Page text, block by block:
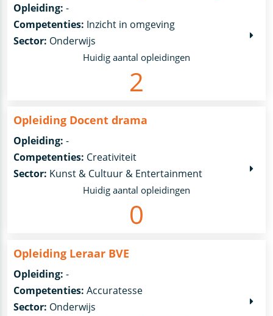
Opleiding: -
Competenties: Inzicht in omgeving
Sector: Onderwijs
Huidig aantal opleidingen
2
Opleiding Docent drama
Opleiding: -
Competenties: Creativiteit
Sector: Kunst & Cultuur & Entertainment
Huidig aantal opleidingen
0
Opleiding Leraar BVE
Opleiding: -
Competenties: Accuratesse
Sector: Onderwijs